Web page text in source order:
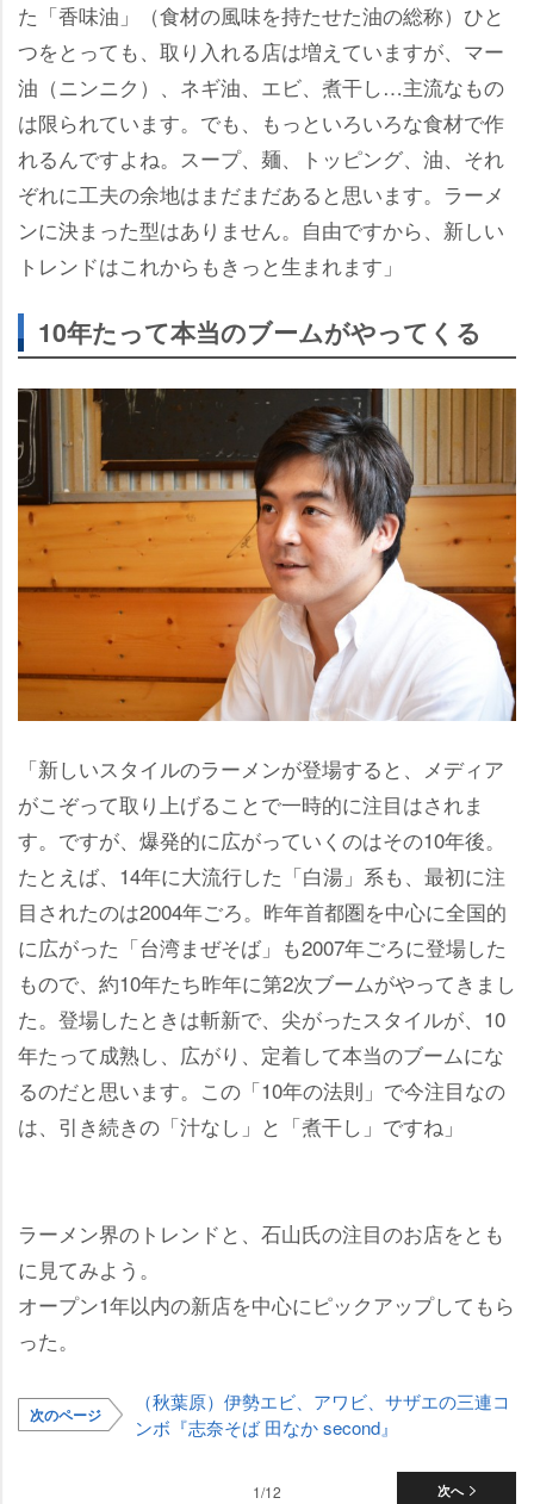
た「香味油」（食材の風味を持たせた油の総称）ひと
つをとっても、取り入れる店は増えていますが、マー
油（ニンニク）、ネギ油、エビ、煮干し…主流なもの
は限られています。でも、もっといろいろな食材で作
れるんですよね。スープ、麺、トッピング、油、それ
ぞれに工夫の余地はまだまだあると思います。ラーメ
ンに決まった型はありません。自由ですから、新しい
トレンドはこれからもきっと生まれます」
10年たって本当のブームがやってくる
「新しいスタイルのラーメンが登場すると、メディア
がこぞって取り上げることで一時的に注目はされま
す。ですが、爆発的に広がっていくのはその10年後。
たとえば、14年に大流行した「白湯」系も、最初に注
目されたのは2004年ごろ。昨年首都圏を中心に全国的
に広がった「台湾まぜそば」も2007年ごろに登場した
もので、約10年たち昨年に第2次ブームがやってきまし
た。登場したときは斬新で、尖がったスタイルが、10
年たって成熟し、広がり、定着して本当のブームにな
るのだと思います。この「10年の法則」で今注目なの
は、引き続きの「汁なし」と「煮干し」ですね」
ラーメン界のトレンドと、石山氏の注目のお店をとも
に見てみよう。
オープン1年以内の新店を中心にピックアップしてもら
った。
次のページ
（秋葉原）伊勢エビ、アワビ、サザエの三連コ
ンボ『志奈そば 田なか second』
次へ
1/12